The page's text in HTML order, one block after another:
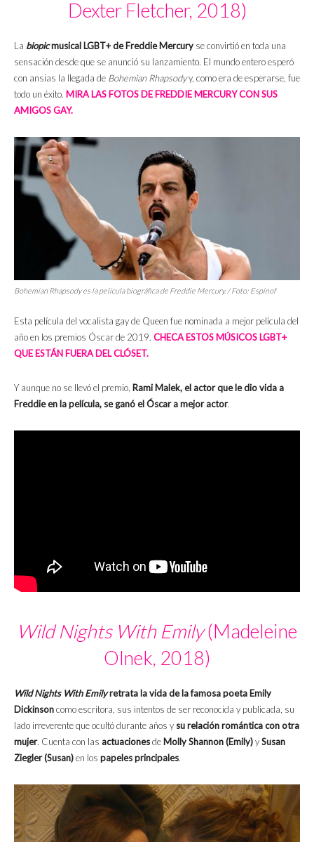
Dexter Fletcher, 2018)
La biopicmusical LGBT+ de Freddie Mercury se convirtió en toda una
sensación desde que se anunció su lanzamiento. El mundo entero esperó
con ansias la llegada de Bohemian Rhapsodyy, como era de esperarse, fue
todo un éxito. MIRA LAS FOTOS DE FREDDIE MERCURY CON SUS
AMIGOS GAY.
Bohemian Rhapsodyes la película biográfica de Freddie Mercury. / Foto: Espinof
Esta película del vocalista gay de Queen fue nominada a mejor película del
año en los premios Óscar de 2019. CHECA ESTOS MÚSICOS LGBT+
QUE ESTÁN FUERA DEL CLÓSET.
Y aunque no se llevó el premio, Rami Malek, el actor que le dio vida a
Freddie en la película, se ganó el Óscar a mejor actor.
Wild Nights With Emily(Madeleine
Olnek, 2018)
Wild Nights With Emilyretrata la vida de la famosa poeta Emily
Dickinsoncomo escritora, sus intentos de ser reconocida y publicada, su
lado irreverente que ocultó durante años y su relación romántica con otra
mujer. Cuenta con las actuacionesde Molly Shannon (Emily)ySusan
Ziegler (Susan)en los papeles principales.